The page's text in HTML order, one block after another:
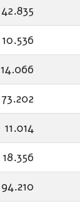
42.835
10.536
14.066
73.202
11.014
18.356
94.210